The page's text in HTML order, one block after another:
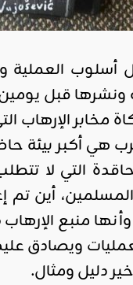
قبل
مخابر الإرهاب
هي أكبر
التي لا
أين تم
منبع
ويصادق
دليل ومثال.